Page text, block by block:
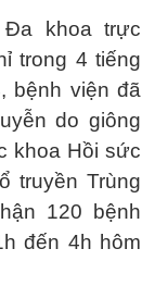
khoa trực
trong 4 tiếng
bệnh viện đã
do giông
khoa Hồi sức
truyền Trùng
120 bệnh
đến 4h hôm